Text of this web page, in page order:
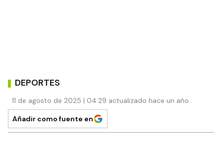
DEPORTES
11 de agosto de 2025 | 04:29 actualizado hace un año
Añadir como fuente en